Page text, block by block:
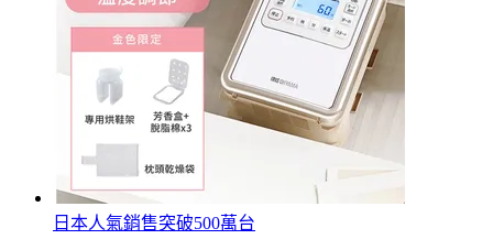
日本人氣銷售突破500萬台